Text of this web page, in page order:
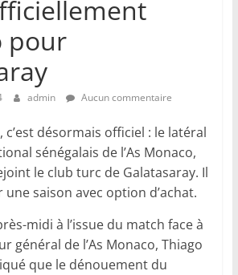
pour
admin Aucun commentaire
c’est désormais officiel : le latéral
sénégalais de l’As Monaco,
le club turc de Galatasaray. Il
saison avec option d’achat.
midi à l’issue du match face à
général de l’As Monaco, Thiago
que le dénouement du